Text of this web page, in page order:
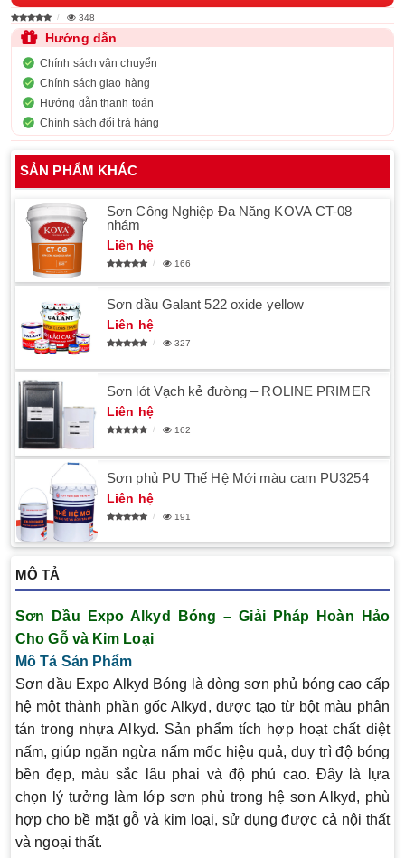
348
Hướng dẫn
Chính sách vận chuyển
Chính sách giao hàng
Hướng dẫn thanh toán
Chính sách đổi trả hàng
SẢN PHẨM KHÁC
Sơn Công Nghiệp Đa Năng KOVA CT-08 –
nhám
Liên hệ
166
Sơn dầu Galant 522 oxide yellow
Liên hệ
327
Sơn lót Vạch kẻ đường – ROLINE PRIMER
Liên hệ
162
Sơn phủ PU Thế Hệ Mới màu cam PU3254
Liên hệ
191
MÔ TẢ
Sơn Dầu Expo Alkyd Bóng – Giải Pháp Hoàn Hảo
Cho Gỗ và Kim Loại
Mô Tả Sản Phẩm
Sơn dầu Expo Alkyd Bóng là dòng sơn phủ bóng cao cấp
hệ một thành phần gốc Alkyd, được tạo từ bột màu phân
tán trong nhựa Alkyd. Sản phẩm tích hợp hoạt chất diệt
nấm, giúp ngăn ngừa nấm mốc hiệu quả, duy trì độ bóng
bền đẹp, màu sắc lâu phai và độ phủ cao. Đây là lựa
chọn lý tưởng làm lớp sơn phủ trong hệ sơn Alkyd, phù
hợp cho bề mặt gỗ và kim loại, sử dụng được cả nội thất
và ngoại thất.